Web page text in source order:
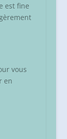
est fine
vous
en